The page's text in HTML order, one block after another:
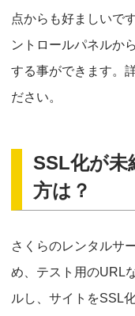
点からも好ましいで
ントロールパネルか
する事ができます。
ださい。
SSL化が
方は？
さくらのレンタルサ
め、テスト用のURL
ルし、サイトをSSL